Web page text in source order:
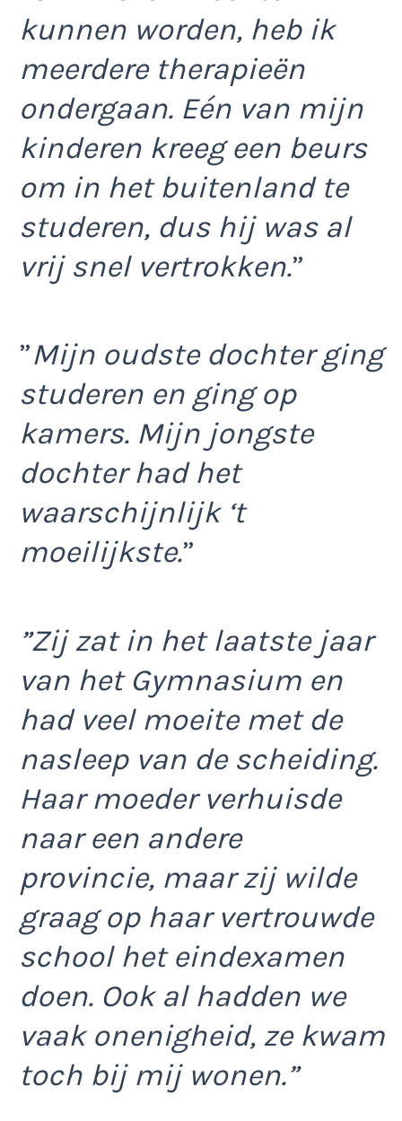
kunnen worden, heb ik
meerdere therapieën
ondergaan. Eén van mijn
kinderen kreeg een beurs
om in het buitenland te
studeren, dus hij was al
vrij snel vertrokken.”
”Mijn oudste dochter ging
studeren en ging op
kamers. Mijn jongste
dochter had het
waarschijnlijk ‘t
moeilijkste.”
”Zij zat in het laatste jaar
van het Gymnasium en
had veel moeite met de
nasleep van de scheiding.
Haar moeder verhuisde
naar een andere
provincie, maar zij wilde
graag op haar vertrouwde
school het eindexamen
doen. Ook al hadden we
vaak onenigheid, ze kwam
toch bij mij wonen.”